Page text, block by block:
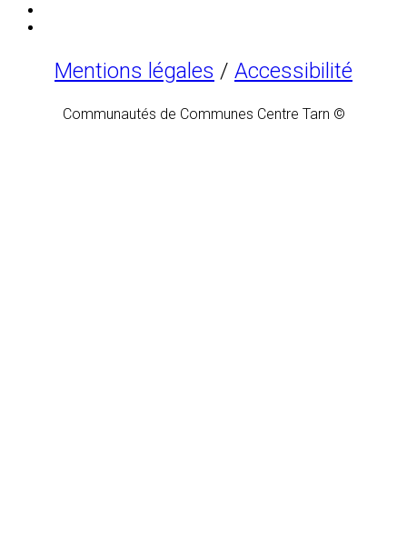
Mentions légales / Accessibilité
Communautés de Communes Centre Tarn ©